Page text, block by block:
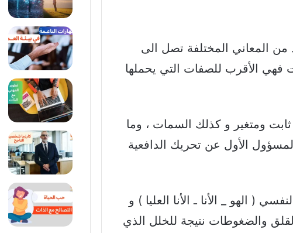
من المعاني المختلفة تصل الى
فهي الأقرب للصفات التي يحملها
ومتغير و كذلك السمات ، وما
الأول عن تحريك الدافعية
( الهو _ الأنا ـ الأنا العليا ) و
والضغوطات نتيجة للخلل الذي